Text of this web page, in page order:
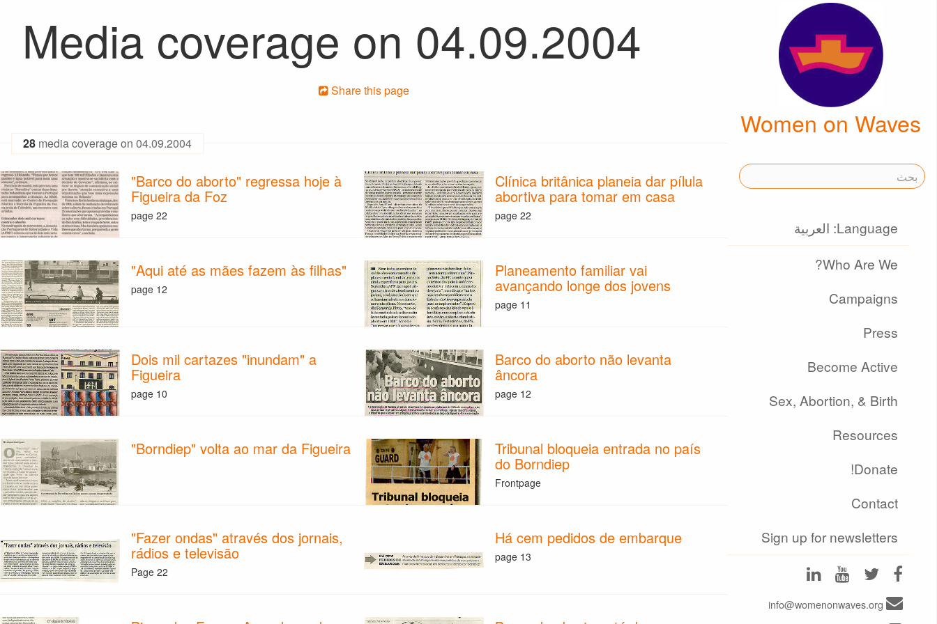
Women on Waves
Language: العربية
Who Are We?
Campaigns
Press
Become Active
Sex, Abortion, & Birth
Resources
Donate!
Contact
Sign up for newsletters
Media coverage on 04.09.2004
Share this page
28 media coverage on 04.09.2004
"Barco do aborto" regressa hoje à
Figueira da Foz
page 22
Clínica britânica planeia dar pílula
abortiva para tomar em casa
page 22
"Aqui até as mães fazem às filhas"
page 12
Planeamento familiar vai
avançando longe dos jovens
page 11
Dois mil cartazes "inundam" a
Figueira
page 10
Barco do aborto não levanta
âncora
page 12
"Borndiep" volta ao mar da Figueira Tribunal bloqueia entrada no país
do Borndiep
Frontpage
"Fazer ondas" através dos jornais,
rádios e televisão
Page 22
Há cem pedidos de embarque
page 13